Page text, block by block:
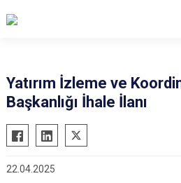
Yatırım İzleme ve
Başkanlığı İhale İlanı
22.04.2025